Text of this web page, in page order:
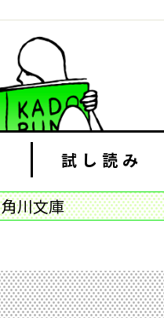
試し読み
角川文庫